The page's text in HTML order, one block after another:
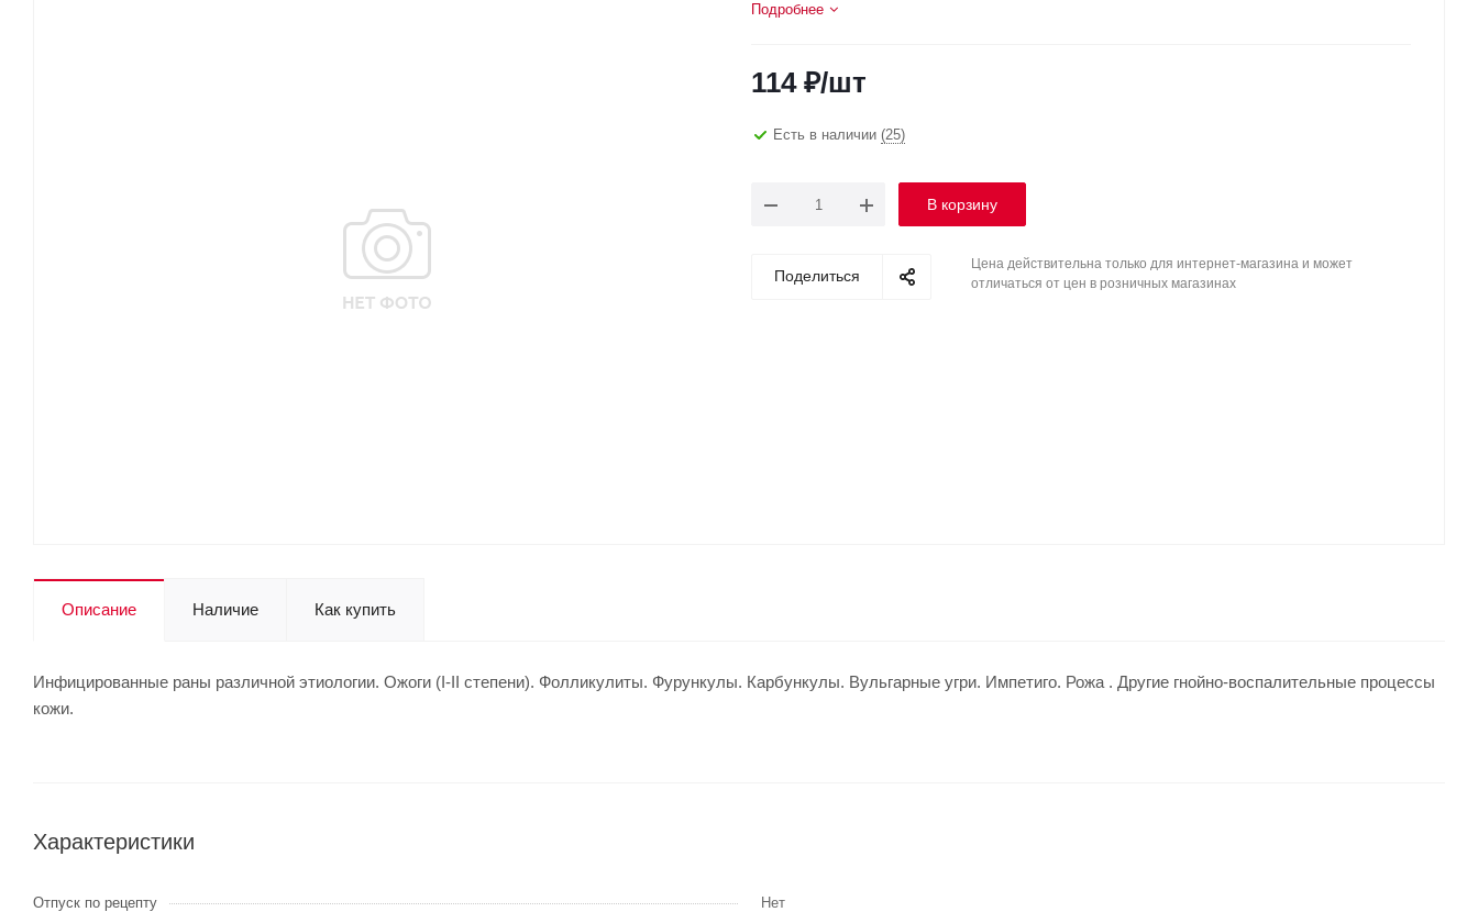
Подробнее
114₽/шт
Есть в наличии (25)
В корзину
Поделиться
Цена действительна только для интернет-магазина и может
отличаться от цен в розничных магазинах
Описание Наличие Как купить
Инфицированные раны различной этиологии. Ожоги (I-II степени). Фолликулиты. Фурункулы. Карбункулы. Вульгарные угри. Импетиго. Рожа . Другие гнойно-воспалительные процессы
кожи.
Характеристики
Отпуск по рецепту Нет